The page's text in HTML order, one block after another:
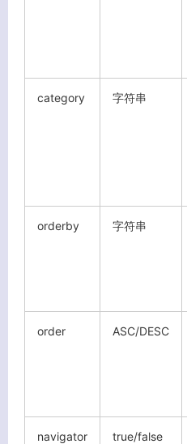
category 字符串
orderby 字符串
order ASC/DESC
navigator true/false